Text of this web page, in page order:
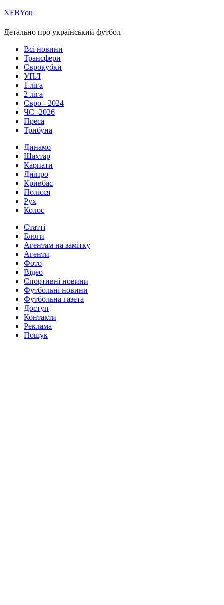
ХFBYou
Детально про український футбол
Всі новини
Трансфери
Єврокубки
УПЛ
1 ліга
2 ліга
Євро - 2024
ЧС -2026
Преса
Трибуна
Динамо
Шахтар
Карпати
Дніпро
Кривбас
Полісся
Рух
Колос
Статті
Блоги
Агентам на замітку
Агенти
Фото
Відео
Спортивні новини
Футбольні новини
Футбольна газета
Доступ
Контакти
Реклама
Пошук